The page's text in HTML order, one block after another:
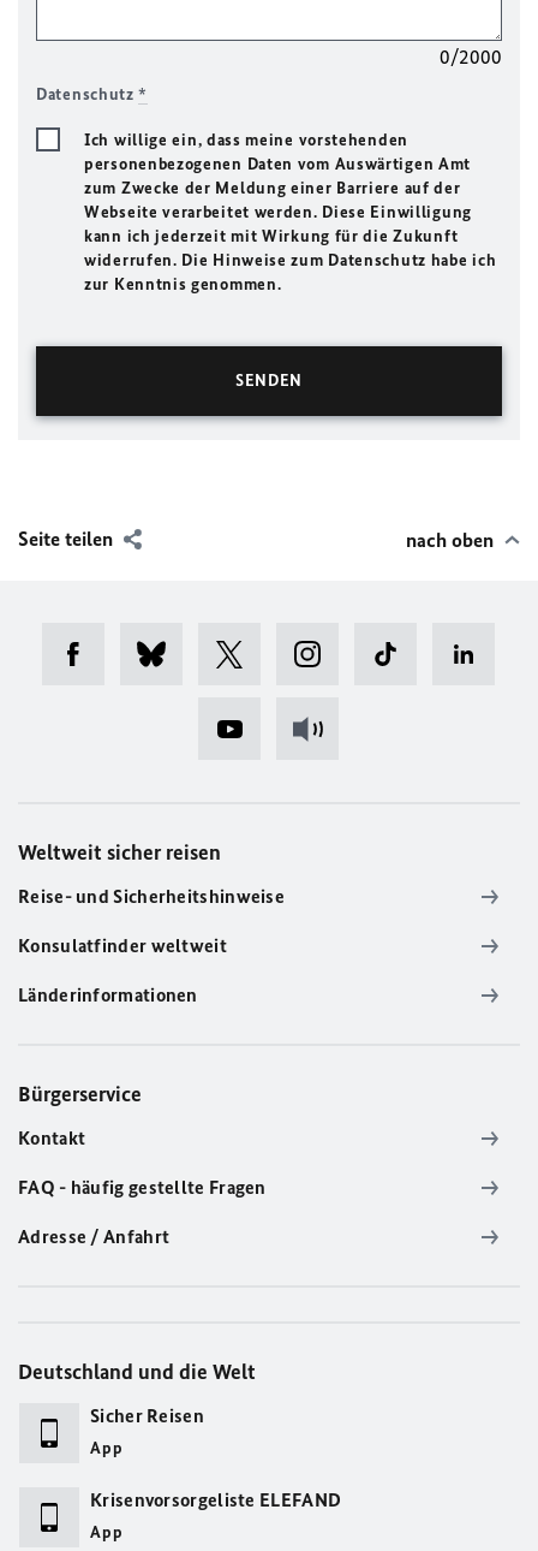
0/2000
Datenschutz*
Ich willige ein, dass meine vorstehenden
personenbezogenen Daten vom Auswärtigen Amt
zum Zwecke der Meldung einer Barriere auf der
Webseite verarbeitet werden. Diese Einwilligung
kann ich jederzeit mit Wirkung für die Zukunft
widerrufen. Die Hinweise zum Datenschutz habe ich
zur Kenntnis genommen.
Seite teilen nach oben
Weltweit sicher reisen
Reise- und Sicherheitshinweise
Konsulatfinder weltweit
Länderinformationen
Bürgerservice
Kontakt
FAQ - häufig gestellte Fragen
Adresse / Anfahrt
Deutschland und die Welt
Sicher Reisen
App
Krisenvorsorgeliste ELEFAND
App